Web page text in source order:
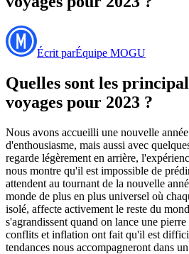
Écrit parÉquipe MOGU
Quelles sont les
voyages pour 2023 ?
Nous avons accueilli une nouvelle
d'enthousiasme, mais aussi avec
regarde légèrement en arrière,
nous montre qu'il est impossible de
attendent au tournant de la nouvelle
monde de plus en plus universel où
isolé, affecte activement le reste du
s'agrandissent quand on lance une
conflits et inflation ont fait qu'il est
tendances nous accompagneront dans